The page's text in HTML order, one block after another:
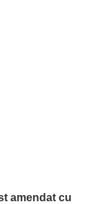
amendat cu